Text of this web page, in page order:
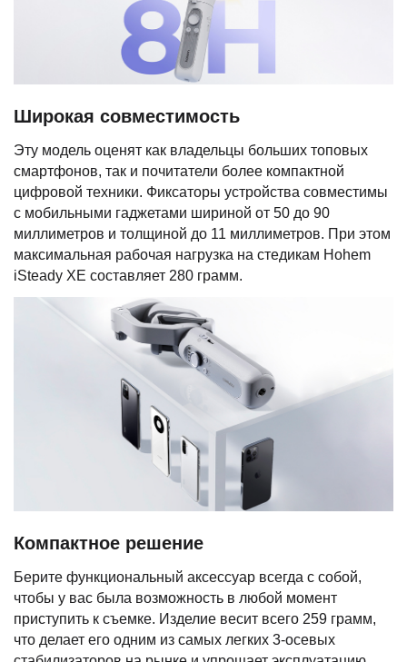
Широкая совместимость
Эту модель оценят как владельцы больших топовых
смартфонов, так и почитатели более компактной
цифровой техники. Фиксаторы устройства совместимы
с мобильными гаджетами шириной от 50 до 90
миллиметров и толщиной до 11 миллиметров. При этом
максимальная рабочая нагрузка на стедикам Hohem
iSteady XE составляет 280 грамм.
Компактное решение
Берите функциональный аксессуар всегда с собой,
чтобы у вас была возможность в любой момент
приступить к съемке. Изделие весит всего 259 грамм,
что делает его одним из самых легких 3-осевых